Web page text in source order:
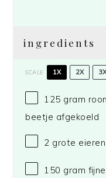
ingredients
SCALE 1X 2X 3X
125 gram
beetje afgekoeld
2 grote eieren
150 gram